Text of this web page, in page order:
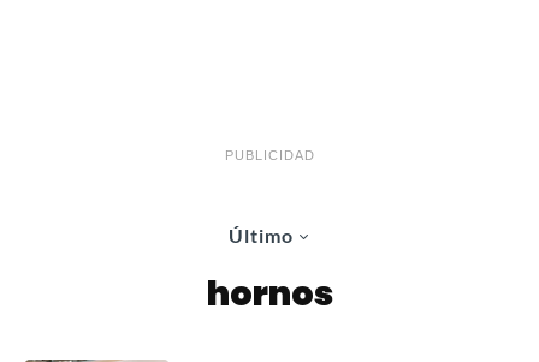
PUBLICIDAD
Último
hornos